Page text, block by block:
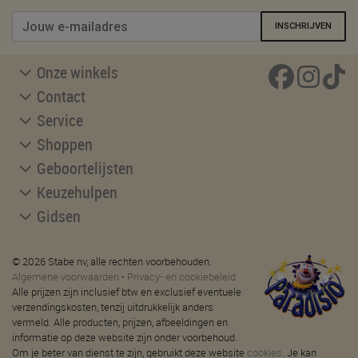
INSCHRIJVEN
Onze winkels
Contact
Service
Shoppen
Geboortelijsten
Keuzehulpen
Gidsen
© 2026 Stabe nv, alle rechten voorbehouden.
Algemene voorwaarden - Privacy- en cookiebeleid
Alle prijzen zijn inclusief btw en exclusief eventuele
verzendingskosten, tenzij uitdrukkelijk anders
vermeld. Alle producten, prijzen, afbeeldingen en
informatie op deze website zijn onder voorbehoud.
Om je beter van dienst te zijn, gebruikt deze website cookies. Je kan